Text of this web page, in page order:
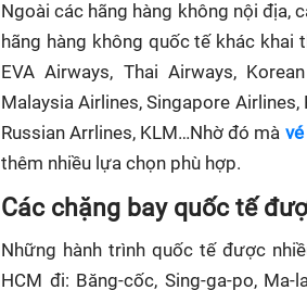
Ngoài các hãng hàng không nội địa,
hãng hàng không quốc tế khác khai
EVA Airways, Thai Airways,
Malaysia Airlines, Singapore
Russian Arrlines, KLM…Nhờ đó mà
thêm nhiều lựa chọn phù hợp.
Các chặng bay quốc tế
Những hành trình quốc tế được
HCM đi: Băng-cốc, Sing-ga-po, Ma-